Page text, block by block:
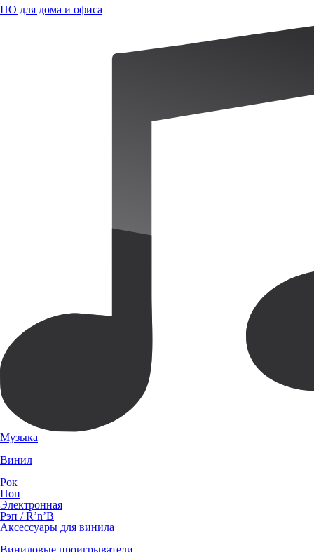
ПО для дома и офиса
Музыка
Винил
Рок
Поп
Электронная
Рэп / R’n’B
Аксессуары для винила
Виниловые проигрыватели